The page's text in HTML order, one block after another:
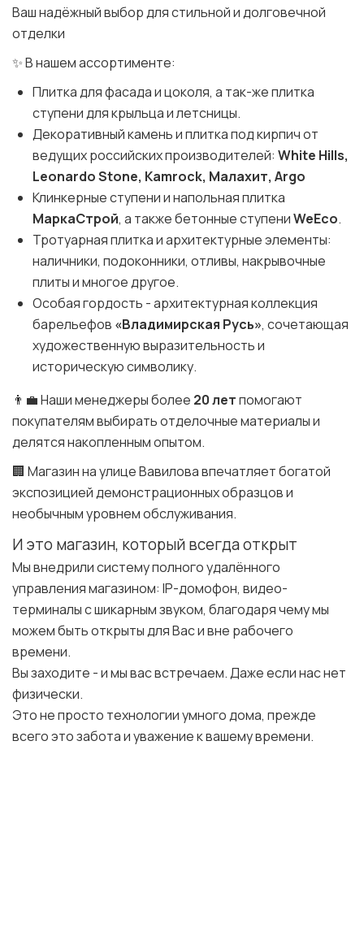
Ваш надёжный выбор для стильной и долговечной
отделки
✨ В нашем ассортименте:
Плитка для фасада и цоколя, а так-же плитка
ступени для крыльца и летсницы.
Декоративный камень и плитка под кирпич от
ведущих российских производителей: White Hills,
Leonardo Stone, Kamrock, Малахит, Argo
Клинкерные ступени и напольная плитка
МаркаСтрой, а также бетонные ступениWeEco.
Тротуарная плитка и архитектурные элементы:
наличники, подоконники, отливы, накрывочные
плиты и многое другое.
Особая гордость - архитектурная коллекция
барельефов «Владимирская Русь», сочетающая
художественную выразительность и
историческую символику.
👨‍💼 Наши менеджеры более 20 летпомогают
покупателям выбирать отделочные материалы и
делятся накопленным опытом.
🏢 Магазин на улице Вавилова впечатляет богатой
экспозицией демонстрационных образцов и
необычным уровнем обслуживания.
И это магазин, который всегда открыт
Мы внедрили систему полного удалённого
управления магазином: IP-домофон, видео-
терминалы с шикарным звуком, благодаря чему мы
можем быть открыты для Вас и вне рабочего
времени.
Вы заходите - и мы вас встречаем. Даже если нас нет
физически.
Это не просто технологии умного дома, прежде
всего это забота и уважение к вашему времени.